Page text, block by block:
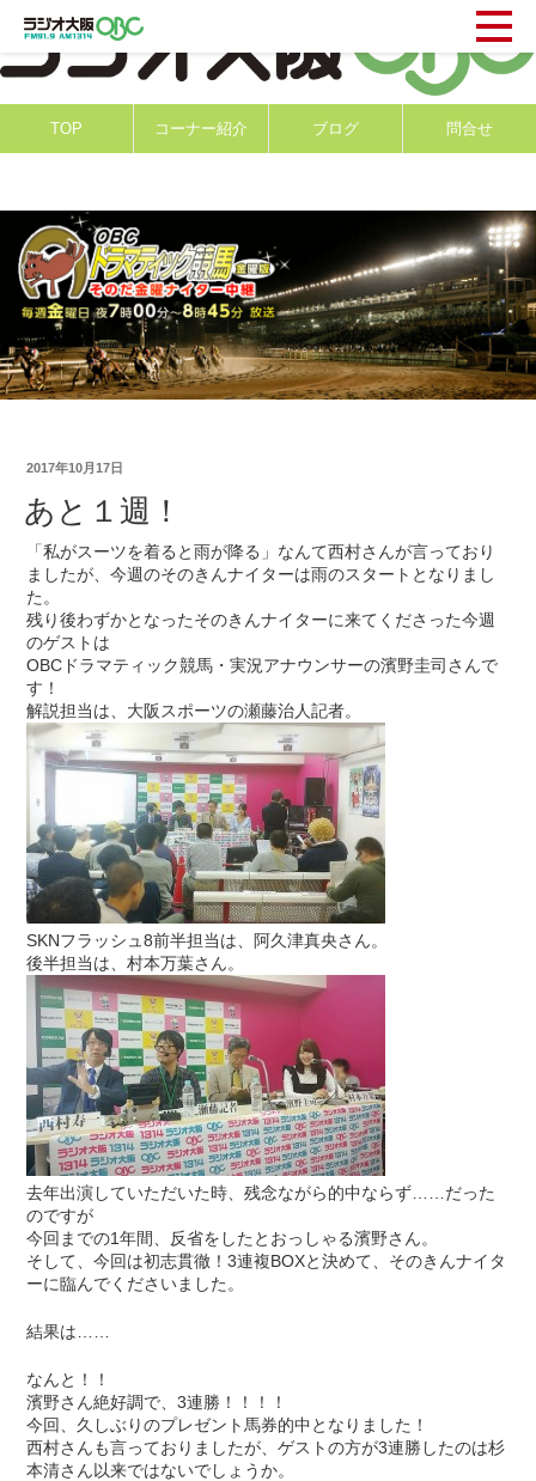
TOP コーナー紹介 ブログ 問合せ
2017年10月17日
あと１週！
「私がスーツを着ると雨が降る」なんて西村さんが言っており
ましたが、今週のそのきんナイターは雨のスタートとなりまし
た。
残り後わずかとなったそのきんナイターに来てくださった今週
のゲストは
OBCドラマティック競馬・実況アナウンサーの濱野圭司さんで
す！
解説担当は、大阪スポーツの瀬藤治人記者。
SKNフラッシュ8前半担当は、阿久津真央さん。
後半担当は、村本万葉さん。
去年出演していただいた時、残念ながら的中ならず……だった
のですが
今回までの1年間、反省をしたとおっしゃる濱野さん。
そして、今回は初志貫徹！3連複BOXと決めて、そのきんナイタ
ーに臨んでくださいました。
結果は……
なんと！！
濱野さん絶好調で、3連勝！！！！
今回、久しぶりのプレゼント馬券的中となりました！
西村さんも言っておりましたが、ゲストの方が3連勝したのは杉
本清さん以来ではないでしょうか。